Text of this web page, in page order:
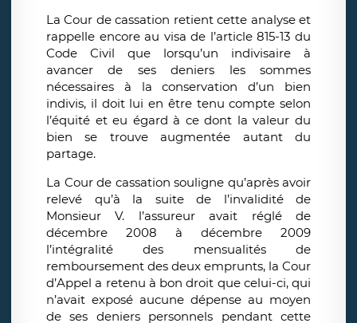
La Cour de cassation retient cette analyse et
rappelle encore au visa de l’article 815-13 du
Code Civil que lorsqu’un indivisaire à
avancer de ses deniers les sommes
nécessaires à la conservation d’un bien
indivis, il doit lui en être tenu compte selon
l’équité et eu égard à ce dont la valeur du
bien se trouve augmentée autant du
partage.
La Cour de cassation souligne qu’après avoir
relevé qu’à la suite de l’invalidité de
Monsieur V. l’assureur avait réglé de
décembre 2008 à décembre 2009
l’intégralité des mensualités de
remboursement des deux emprunts, la Cour
d’Appel a retenu à bon droit que celui-ci, qui
n’avait exposé aucune dépense au moyen
de ses deniers personnels pendant cette